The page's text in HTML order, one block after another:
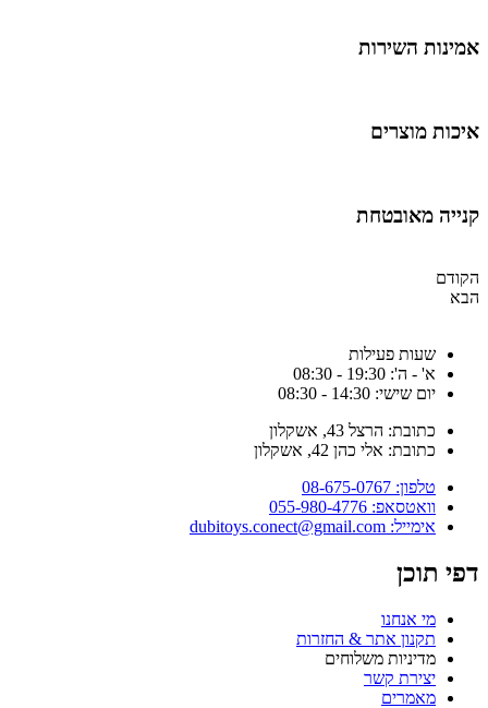
אמינות השירות
איכות מוצרים
קנייה מאובטחת
הקודם
הבא
שעות פעילות
א' - ה': 19:30 - 08:30
יום שישי: 14:30 - 08:30
כתובת: הרצל 43, אשקלון
כתובת: אלי כהן 42, אשקלון
טלפון: 08-675-0767
וואטסאפ: 055-980-4776
אימייל: dubitoys.conect@gmail.com
דפי תוכן
מי אנחנו
תקנון אתר & החזרות
מדיניות משלוחים
יצירת קשר
מאמרים